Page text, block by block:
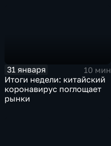
31 января
10 мин
Итоги недели: китайский
коронавирус поглощает
рынки